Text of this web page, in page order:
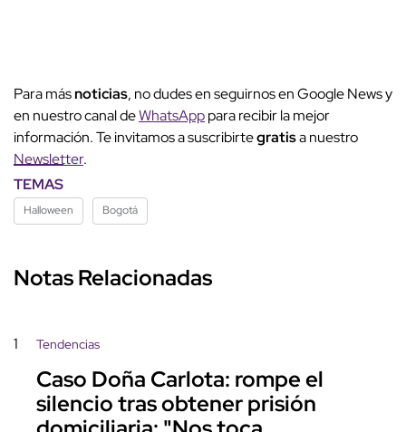
Para másnoticias, no dudes en seguirnos en Google News y
en nuestro canal deWhatsApppara recibir la mejor
información. Te invitamos a suscribirtegratisa nuestro
Newsletter.
TEMAS
Halloween Bogotá
Notas Relacionadas
1 Tendencias
Caso Doña Carlota: rompe el
silencio tras obtener prisión